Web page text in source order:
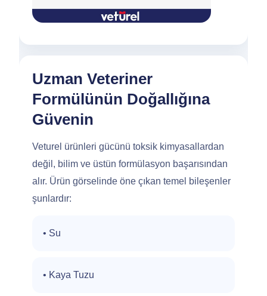
Uzman Veteriner
Formülünün Doğallığına
Güvenin
Veturel ürünleri gücünü toksik kimyasallardan
değil, bilim ve üstün formülasyon başarısından
alır. Ürün görselinde öne çıkan temel bileşenler
şunlardır:
• Su
• Kaya Tuzu